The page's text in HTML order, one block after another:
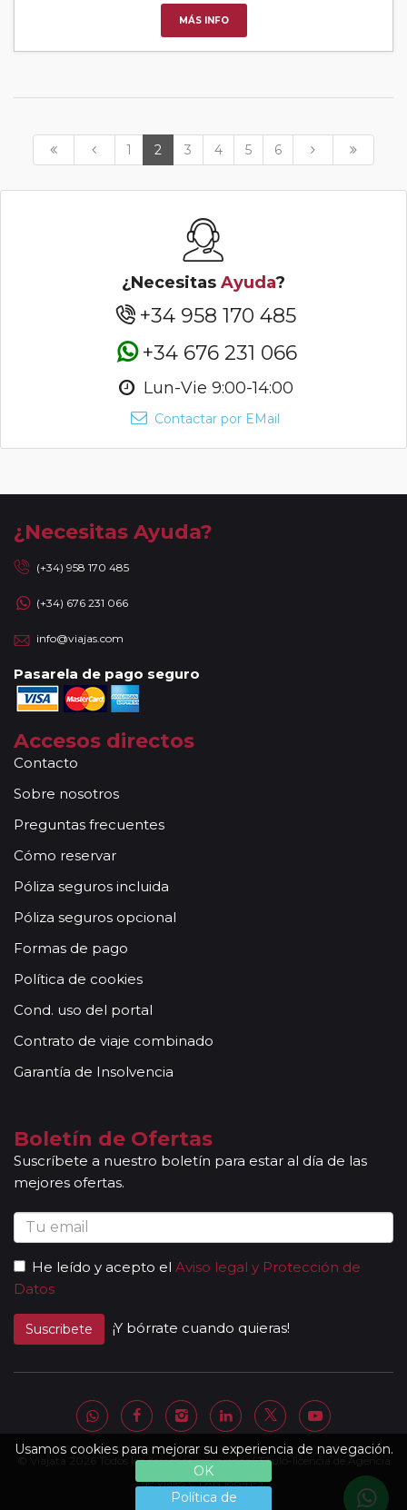
Usamos cookies para mejorar su experiencia de navegación.
OK
Política de
MÁS INFO
1 2 3 4 5 6
¿Necesitas Ayuda?
+34 958 170 485
+34 676 231 066
Lun-Vie 9:00-14:00
Contactar por EMail
¿Necesitas Ayuda?
(+34) 958 170 485
(+34) 676 231 066
info@viajas.com
Pasarela de pago seguro
Accesos directos
Contacto
Sobre nosotros
Preguntas frecuentes
Cómo reservar
Póliza seguros incluida
Póliza seguros opcional
Formas de pago
Política de cookies
Cond. uso del portal
Contrato de viaje combinado
Garantía de Insolvencia
Boletín de Ofertas
Suscríbete a nuestro boletín para estar al día de las
mejores ofertas.
He leído y acepto el Aviso legal y Protección de
Datos
Suscribete ¡Y bórrate cuando quieras!
© Viajata 2026 Todos los derechos reservados | Título-licencia de Agencia
de Viajes C.I.AN 18841-3.